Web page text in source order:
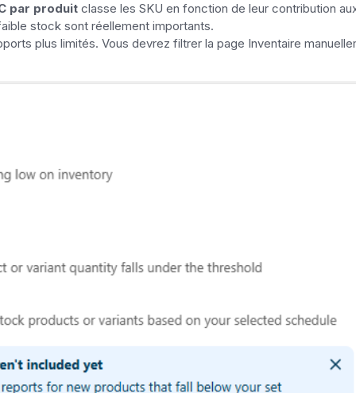
par produitclasse les SKU en fonction de leur contribution
stock sont réellement importants.
plus limités. Vous devrez filtrer la page Inventaire